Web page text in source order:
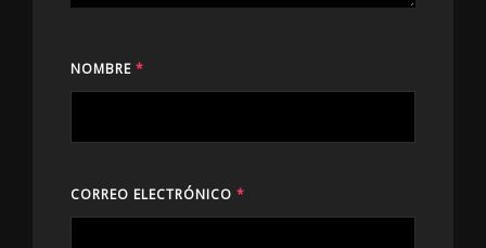
NOMBRE *
CORREO ELECTRÓNICO *